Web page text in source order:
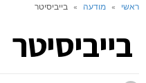
ראשי » מודעה » בייביסיטר
בייביסיטר